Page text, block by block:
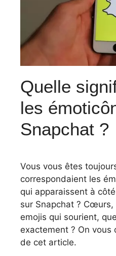
Quelle
les
Snapchat ?
Vous vous êtes
correspondaient les
qui apparaissent à
sur Snapchat ?
emojis qui sourient,
exactement ? On
de cet article.